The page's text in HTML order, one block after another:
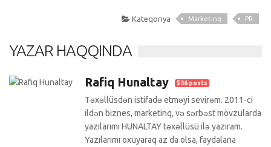
Kateqoriya Marketinq PR
YAZAR HAQQINDA
Rafiq Hunaltay 506 posts
Təxəllüsdən istifadə etməyi sevirəm. 2011-ci
ildən biznes, marketinq, və sərbəst mövzularda
yazılarımı HUNALTAY təxəllüsü ilə yazıram.
Yazılarımı oxuyaraq az da olsa, faydalana